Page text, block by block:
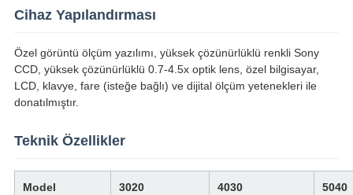
Cihaz Yapılandırması
Özel görüntü ölçüm yazılımı, yüksek çözünürlüklü renkli Sony
CCD, yüksek çözünürlüklü 0.7-4.5x optik lens, özel bilgisayar,
LCD, klavye, fare (isteğe bağlı) ve dijital ölçüm yetenekleri ile
donatılmıştır.
Teknik Özellikler
Model 3020 4030 5040